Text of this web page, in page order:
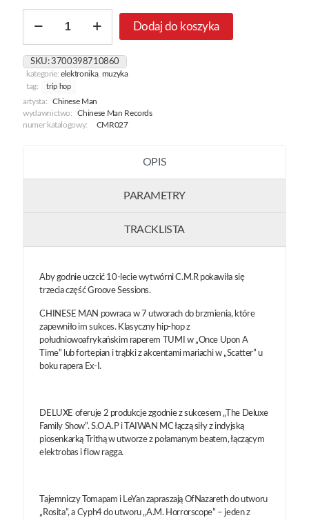
Chinese
Records
-
Groove
Sessions
Vol.
Dodaj do koszyka
SKU:3700398710860
kategorie:elektronika, muzyka
tag:
trip hop
artysta:
Chinese Man
wydawnictwo:
Chinese Man Records
numer katalogowy:
CMR027
OPIS
PARAMETRY
TRACKLISTA
Aby godnie uczcić 10-lecie wytwórni C.M.R pokawiła się
trzecia część Groove Sessions.
CHINESE MAN powraca w 7 utworach do brzmienia, które
zapewniło im sukces. Klasyczny hip-hop z
południowoafrykańskim raperem TUMI w „Once Upon A
Time” lub fortepian i trąbki z akcentami mariachi w „Scatter” u
boku rapera Ex-I.
DELUXE oferuje 2 produkcje zgodnie z sukcesem „The Deluxe
Family Show”. S.O.A.P i TAIWAN MC łączą siły z indyjską
piosenkarką Trithą w utworze z połamanym beatem, łączącym
elektrobas i flow ragga.
Tajemniczy Tomapam i LeYan zapraszają OfNazareth do utworu
„Rosita”, a Cyph4 do utworu „A.M. Horrorscope” – jeden z